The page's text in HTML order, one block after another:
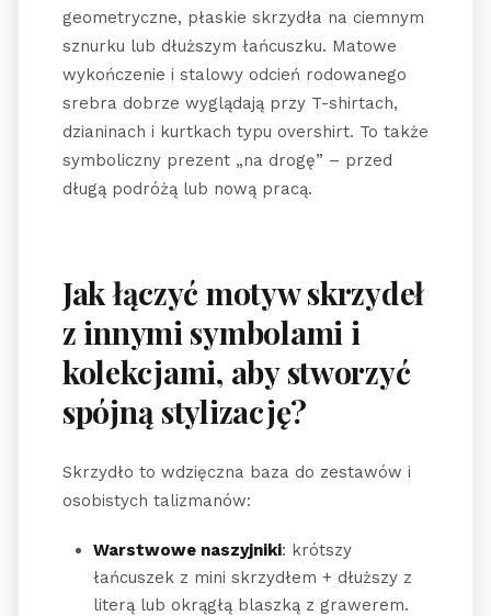
geometryczne, płaskie skrzydła na ciemnym
sznurku lub dłuższym łańcuszku. Matowe
wykończenie i stalowy odcień rodowanego
srebra dobrze wyglądają przy T-shirtach,
dzianinach i kurtkach typu overshirt. To także
symboliczny prezent „na drogę” – przed
długą podróżą lub nową pracą.
Jak łączyć motyw skrzydeł
z innymi symbolami i
kolekcjami, aby stworzyć
spójną stylizację?
Skrzydło to wdzięczna baza do zestawów i
osobistych talizmanów:
Warstwowe naszyjniki: krótszy
łańcuszek z mini skrzydłem + dłuższy z
literą lub okrągłą blaszką z grawerem.